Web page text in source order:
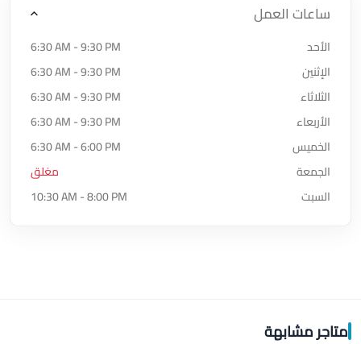
ساعات العمل
الأحد
6:30 AM - 9:30 PM
الإثنين
6:30 AM - 9:30 PM
الثلاثاء
6:30 AM - 9:30 PM
الأربعاء
6:30 AM - 9:30 PM
الخميس
6:30 AM - 6:00 PM
الجمعة
مغلق
السبت
10:30 AM - 8:00 PM
متاجر مشابهة